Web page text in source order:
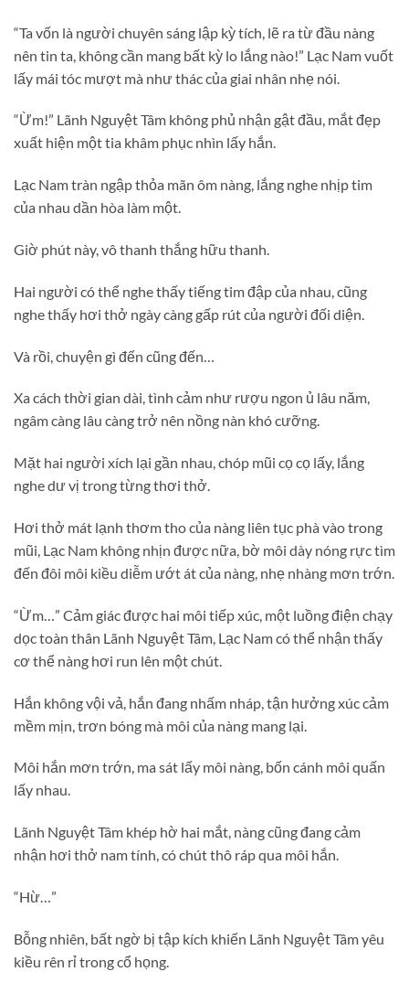
“Ta vốn là người chuyên sáng lập kỳ tích, lẽ ra từ đầu nàng
nên tin ta, không cần mang bất kỳ lo lắng nào!” Lạc Nam vuốt
lấy mái tóc mượt mà như thác của giai nhân nhẹ nói.
“Ừm!” Lãnh Nguyệt Tâm không phủ nhận gật đầu, mắt đẹp
xuất hiện một tia khâm phục nhìn lấy hắn.
Lạc Nam tràn ngập thỏa mãn ôm nàng, lắng nghe nhịp tim
của nhau dần hòa làm một.
Giờ phút này, vô thanh thắng hữu thanh.
Hai người có thể nghe thấy tiếng tim đập của nhau, cũng
nghe thấy hơi thở ngày càng gấp rút của người đối diện.
Và rồi, chuyện gì đến cũng đến…
Xa cách thời gian dài, tình cảm như rượu ngon ủ lâu năm,
ngâm càng lâu càng trở nên nồng nàn khó cưỡng.
Mặt hai người xích lại gần nhau, chóp mũi cọ cọ lấy, lắng
nghe dư vị trong từng thơi thở.
Hơi thở mát lạnh thơm tho của nàng liên tục phà vào trong
mũi, Lạc Nam không nhịn được nữa, bờ môi dày nóng rực tìm
đến đôi môi kiều diễm ướt át của nàng, nhẹ nhàng mơn trớn.
“Ừm…” Cảm giác được hai môi tiếp xúc, một luồng điện chạy
dọc toàn thân Lãnh Nguyệt Tâm, Lạc Nam có thể nhận thấy
cơ thể nàng hơi run lên một chút.
Hắn không vội vả, hắn đang nhấm nháp, tận hưởng xúc cảm
mềm mịn, trơn bóng mà môi của nàng mang lại.
Môi hắn mơn trớn, ma sát lấy môi nàng, bốn cánh môi quấn
lấy nhau.
Lãnh Nguyệt Tâm khép hờ hai mắt, nàng cũng đang cảm
nhận hơi thở nam tính, có chút thô ráp qua môi hắn.
“Hừ…”
Bỗng nhiên, bất ngờ bị tập kích khiến Lãnh Nguyệt Tâm yêu
kiều rên rỉ trong cổ họng.